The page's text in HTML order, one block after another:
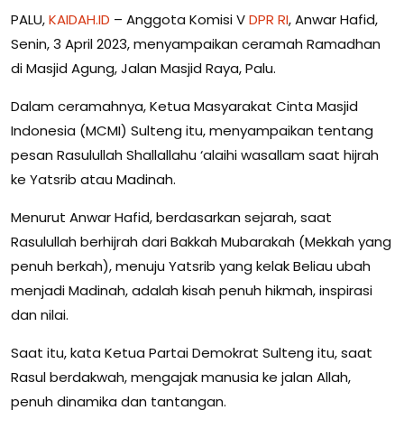
PALU,KAIDAH.ID – Anggota Komisi VDPR RI, Anwar Hafid,
Senin, 3 April 2023, menyampaikan ceramah Ramadhan
di Masjid Agung, Jalan Masjid Raya, Palu.
Dalam ceramahnya, Ketua Masyarakat Cinta Masjid
Indonesia (MCMI) Sulteng itu, menyampaikan tentang
pesan Rasulullah Shallallahu ‘alaihi wasallam saat hijrah
ke Yatsrib atau Madinah.
Menurut Anwar Hafid, berdasarkan sejarah, saat
Rasulullah berhijrah dari Bakkah Mubarakah (Mekkah yang
penuh berkah), menuju Yatsrib yang kelak Beliau ubah
menjadi Madinah, adalah kisah penuh hikmah, inspirasi
dan nilai.
Saat itu, kata Ketua Partai Demokrat Sulteng itu, saat
Rasul berdakwah, mengajak manusia ke jalan Allah,
penuh dinamika dan tantangan.